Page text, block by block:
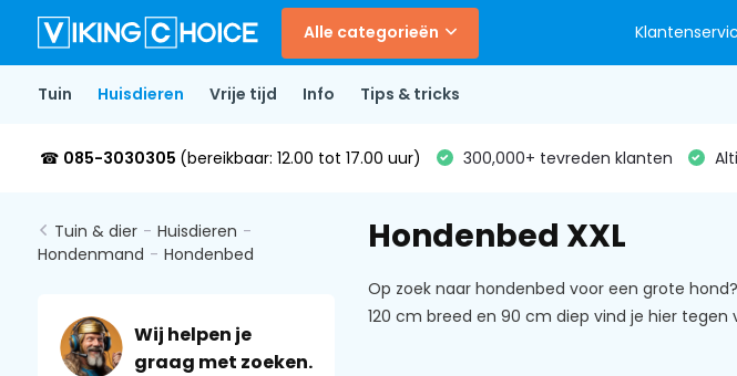
Alle categorieën
Tuin Huisdieren Vrije tijd Info Tips & tricks
☎ 085-3030305 (bereikbaar: 12.00 tot 17.00 uur) 300,000+ tevreden klanten
Tuin & dier - Huisdieren -
Hondenmand - Hondenbed
Wij helpen je
graag met zoeken.
Hondenbed XXL
Op zoek naar hondenbed voor een grote
120 cm breed en 90 cm diep vind je hier tegen